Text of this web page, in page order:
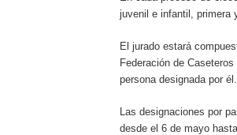
juvenil e infantil, primera
El jurado estará
Federación de
persona designada por
Las designaciones por
desde el 6 de mayo